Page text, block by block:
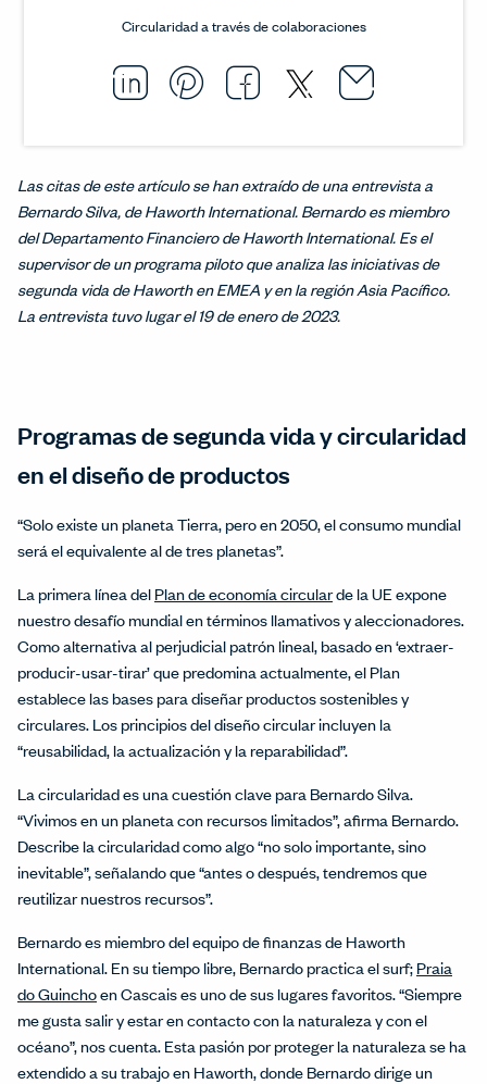
Circularidad a través de colaboraciones
Share this article on
Opens in a new
Pin this article on
Opens in a new
Share this
Opens in a
Share this
Opens in
Email
Opens
Las citas de este artículo se han extraído de una entrevista a
Bernardo Silva, de Haworth International. Bernardo es miembro
del Departamento Financiero de Haworth International. Es el
supervisor de un programa piloto que analiza las iniciativas de
segunda vida de Haworth en EMEA y en la región Asia Pacífico.
La entrevista tuvo lugar el 19 de enero de 2023.
Programas de segunda vida y circularidad
en el diseño de productos
“Solo existe un planeta Tierra, pero en 2050, el consumo mundial
será el equivalente al de tres planetas”.
La primera línea delPlan de economía circularde la UE expone
nuestro desafío mundial en términos llamativos y aleccionadores.
Como alternativa al perjudicial patrón lineal, basado en ‘extraer-
producir-usar-tirar’ que predomina actualmente, el Plan
establece las bases para diseñar productos sostenibles y
circulares. Los principios del diseño circular incluyen la
“reusabilidad, la actualización y la reparabilidad”.
La circularidad es una cuestión clave para Bernardo Silva.
“Vivimos en un planeta con recursos limitados”, afirma Bernardo.
Describe la circularidad como algo “no solo importante, sino
inevitable”, señalando que “antes o después, tendremos que
reutilizar nuestros recursos”.
Bernardo es miembro del equipo de finanzas de Haworth
International. En su tiempo libre, Bernardo practica el surf;Praia
do Guinchoen Cascais es uno de sus lugares favoritos. “Siempre
me gusta salir y estar en contacto con la naturaleza y con el
océano”, nos cuenta. Esta pasión por proteger la naturaleza se ha
extendido a su trabajo en Haworth, donde Bernardo dirige un